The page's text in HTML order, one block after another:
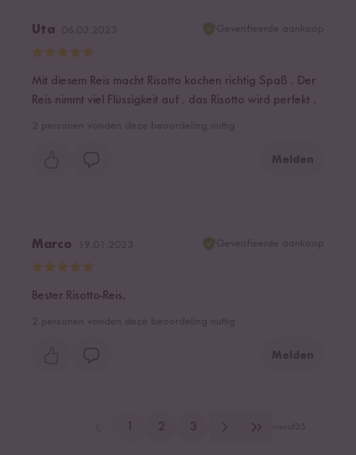
Uta
Mit diesem Reis macht Risotto kochen richtig Spaß . Der
Reis nimmt viel Flüssigkeit auf , das Risotto wird perfekt .
Melden
Marco
Bester Risotto-Reis.
Melden
2 3